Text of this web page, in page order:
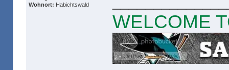
Wohnort: Habichtswald
WELCOME